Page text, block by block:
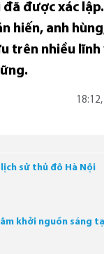
được xác
hiến, anh
trên nhiều
sử thủ đô Hà Nội
khởi nguồn sáng